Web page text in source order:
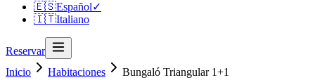
🇪🇸Español✓
🇮🇹Italiano
Reservar
Inicio
Habitaciones
Bungaló Triangular 1+1